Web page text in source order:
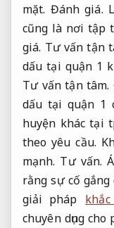
mặt. Đánh giá.
cũng là nơi tập
giá. Tư vấn tận
dấu tại quận 1
Tư vấn tận tâm.
dấu tại quận 1
huyện khác tại
theo yêu cầu.
mạnh. Tư vấn.
rằng sự cố
giải pháp
chuyên dụng